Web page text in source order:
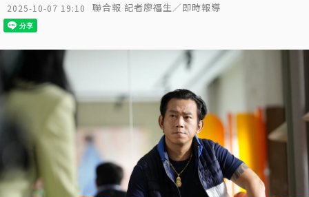
2025-10-07 19:10 聯合報 記者廖福生／即時報導